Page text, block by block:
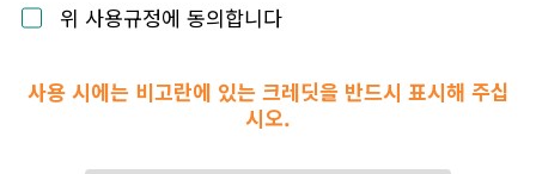
위 사용규정에 동의합니다
사용 시에는 비고란에 있는 크레딧을 반드시 표시해 주십
시오.